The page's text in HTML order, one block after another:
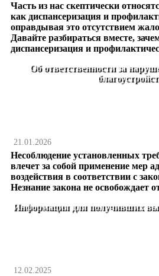
Часть из нас скептически
как диспансеризация и
оправдывая это отсутствием
Давайте разбираться вместе,
диспансеризация и
Об ответственности за
21.01.2026
Несоблюдение установленных
влечет за собой применение мер
воздействия в соответствии с
Незнание закона не освобождает
Информация для получивших
12.02.2025